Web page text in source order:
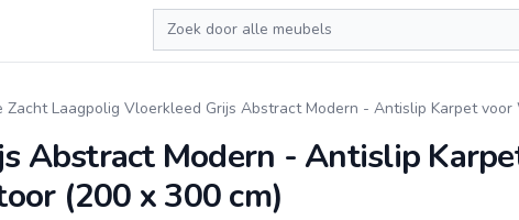
Zoeken
Zacht Laagpolig Vloerkleed Grijs Abstract Modern - Antislip Karpet voor
Abstract Modern - Antislip
(200 x 300 cm)